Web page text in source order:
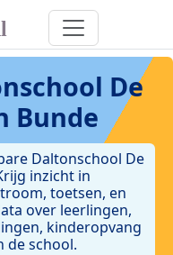
De
Bunde
Daltonschool De
inzicht in
toetsen, en
over leerlingen,
kinderopvang
de school.